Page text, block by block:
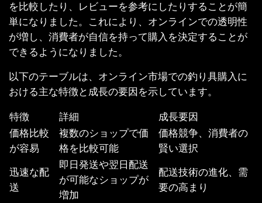
を比較したり、レビューを参考にしたりすることが簡
単になりました。これにより、オンラインでの透明性
が増し、消費者が自信を持って購入を決定することが
できるようになりました。
以下のテーブルは、オンライン市場での釣り具購入に
おける主な特徴と成長の要因を示しています。
特徴 詳細
成長要因
価格比較
が容易
複数のショップで価
格を比較可能
価格競争、消費者の
賢い選択
迅速な配
送
即日発送や翌日配送
が可能なショップが
増加
配送技術の進化、需
要の高まり